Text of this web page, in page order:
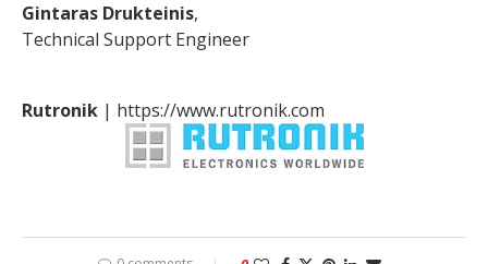
Gintaras Drukteinis,
Technical Support Engineer
Rutronik | https://www.rutronik.com